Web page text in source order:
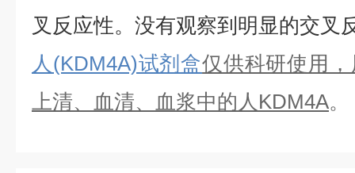
叉反应性。没有观察到明显的交叉
人(KDM4A)试剂盒仅供科研使用
上清、血清、血浆中的 人 KDM4A。